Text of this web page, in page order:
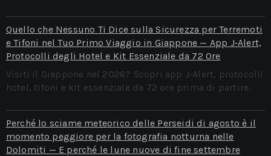
Quello che Nessuno Ti Dice sulla Sicurezza per Terremoti
e Tifoni nel Tuo Primo Viaggio in Giappone — App J‑Alert,
Protocolli degli Hotel e Kit Essenziale da 72 Ore
Visiti il Giappone nel 2026? Scopri app J‑Alert, protocolli
hotel, tifoni e kit essenziale da 72 ore prima di partire.
Perché lo sciame meteorico delle Perseidi di agosto è il
momento peggiore per la fotografia notturna nelle
Dolomiti — E perché le lune nuove di fine settembre